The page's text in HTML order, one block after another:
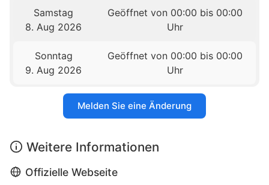
Samstag
8. Aug 2026
Geöffnet von 00:00 bis 00:00
Uhr
Sonntag
9. Aug 2026
Geöffnet von 00:00 bis 00:00
Uhr
Melden Sie eine Änderung
Weitere Informationen
Offizielle Webseite